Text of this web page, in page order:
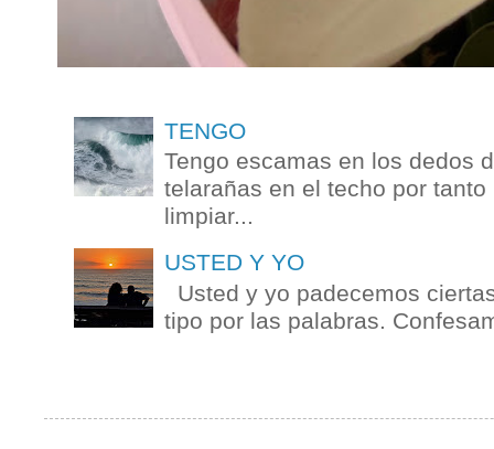
TENGO
Tengo escamas en los dedos
telarañas en el techo por
limpiar...
USTED Y YO
Usted y yo padecemos
tipo por las palabras.